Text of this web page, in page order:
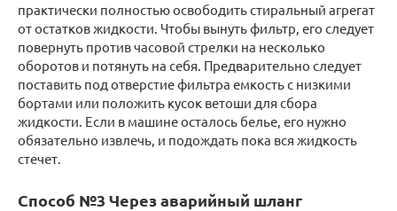
практически полностью освободить стиральный агрегат
от остатков жидкости. Чтобы вынуть фильтр, его следует
повернуть против часовой стрелки на несколько
оборотов и потянуть на себя. Предварительно следует
поставить под отверстие фильтра емкость с низкими
бортами или положить кусок ветоши для сбора
жидкости. Если в машине осталось белье, его нужно
обязательно извлечь, и подождать пока вся жидкость
стечет.
Способ №3 Через аварийный шланг